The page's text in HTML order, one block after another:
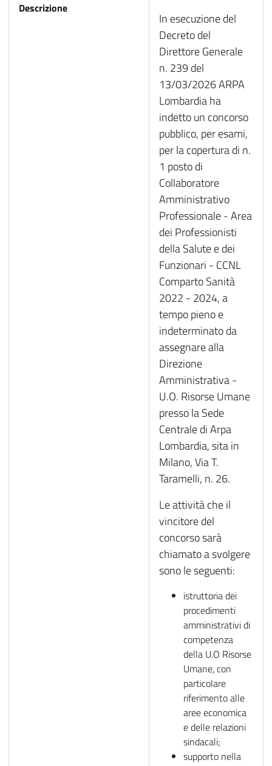
Descrizione
In esecuzione del
Decreto del
Direttore Generale
n. 239 del
13/03/2026 ARPA
Lombardia ha
indetto un concorso
pubblico, per esami,
per la copertura di n.
1 posto di
Collaboratore
Amministrativo
Professionale - Area
dei Professionisti
della Salute e dei
Funzionari - CCNL
Comparto Sanità
2022 - 2024, a
tempo pieno e
indeterminato da
assegnare alla
Direzione
Amministrativa -
U.O. Risorse Umane
presso la Sede
Centrale di Arpa
Lombardia, sita in
Milano, Via T.
Taramelli, n. 26.
Le attività che il
vincitore del
concorso sarà
chiamato a svolgere
sono le seguenti:
istruttoria dei
procedimenti
amministrativi di
competenza
della U.O Risorse
Umane, con
particolare
riferimento alle
aree economica
e delle relazioni
sindacali;
supporto nella